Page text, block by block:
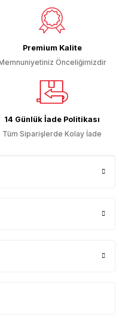
Premium Kalite
Önceliğimizdir
14 Günlük İade Politikası
Tüm Siparişlerde Kolay İade